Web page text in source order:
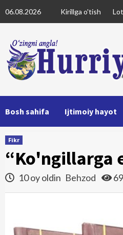
to
06.08.2026 Kirillga o'tish
Bosh sahifa Ijtimoiy hayot
Fikr
“Ko'ngillarga
10 oy oldin Behzod